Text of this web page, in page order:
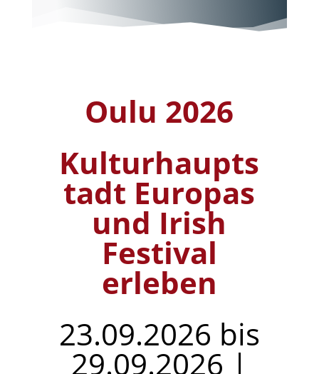
Oulu 2026
Kulturhaupts
tadt Europas
und Irish
Festival
erleben
23.09.2026 bis
29.09.2026 |